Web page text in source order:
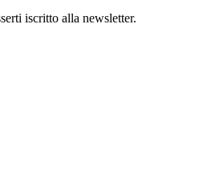
iscritto alla newsletter.